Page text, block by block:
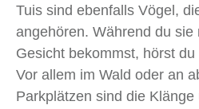
Tuis sind ebenfalls Vögel,
angehören. Während du sie
Gesicht bekommst, hörst
Vor allem im Wald oder an
Parkplätzen sind die Klänge